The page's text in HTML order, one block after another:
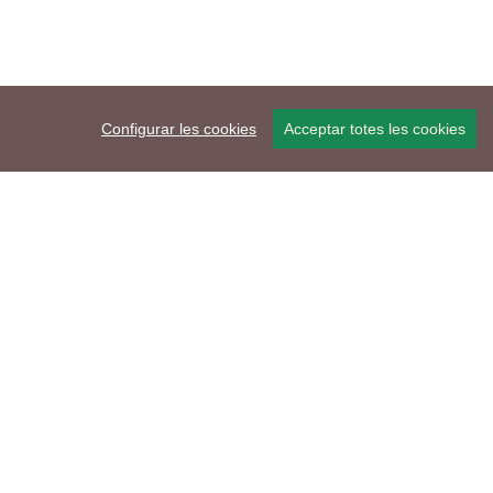
Configurar les cookies Acceptar totes les cookies